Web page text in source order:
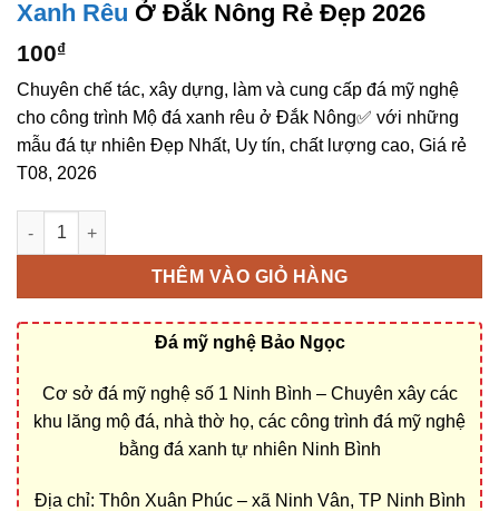
Xanh Rêu Ở Đắk Nông Rẻ Đẹp 2026
100₫
Chuyên chế tác, xây dựng, làm và cung cấp đá mỹ nghệ
cho công trình Mộ đá xanh rêu ở Đắk Nông✅ với những
mẫu đá tự nhiên Đẹp Nhất, Uy tín, chất lượng cao, Giá rẻ
T08, 2026
Cơ sở chế tác, xây dựng, bán Mộ đá xanh rêu ở Đắk Nông rẻ
THÊM VÀO GIỎ HÀNG
Đá mỹ nghệ Bảo Ngọc
Cơ sở đá mỹ nghệ số 1 Ninh Bình – Chuyên xây các
khu lăng mộ đá, nhà thờ họ, các công trình đá mỹ nghệ
bằng đá xanh tự nhiên Ninh Bình
Địa chỉ: Thôn Xuân Phúc – xã Ninh Vân, TP Ninh Bình